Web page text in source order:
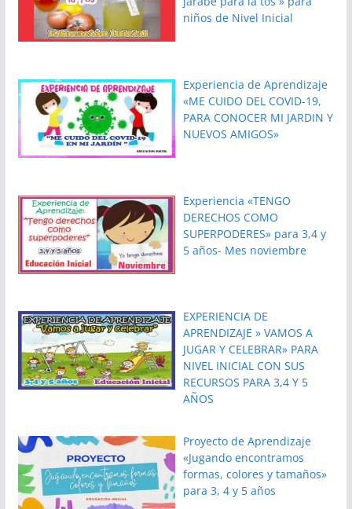
niños de Nivel Inicial
Experiencia de Aprendizaje
«ME CUIDO DEL COVID-19,
PARA CONOCER MI JARDIN Y
NUEVOS AMIGOS»
Experiencia «TENGO
DERECHOS COMO
SUPERPODERES» para 3,4 y
5 años- Mes noviembre
EXPERIENCIA DE
APRENDIZAJE » VAMOS A
JUGAR Y CELEBRAR» PARA
NIVEL INICIAL CON SUS
RECURSOS PARA 3,4 Y 5
AÑOS
Proyecto de Aprendizaje
«Jugando encontramos
formas, colores y tamaños»
para 3, 4 y 5 años